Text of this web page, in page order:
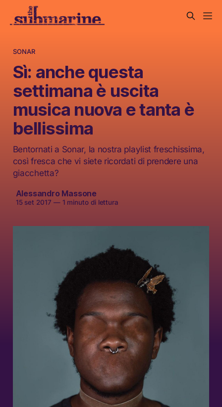
SONAR
Sì: anche questa
settimana è uscita
musica nuova e tanta è
bellissima
Bentornati a Sonar, la nostra playlist freschissima,
così fresca che vi siete ricordati di prendere una
giacchetta?
Alessandro Massone
15 set 2017 —1 minuto di lettura